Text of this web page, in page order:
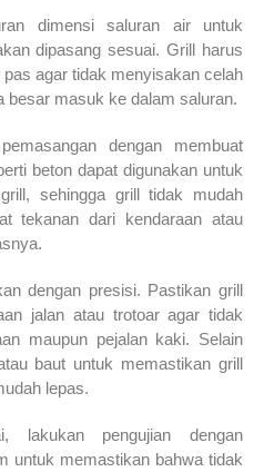
dimensi saluran air untuk
dipasang sesuai. Grill harus
agar tidak menyisakan celah
besar masuk ke dalam saluran.
dengan membuat
beton dapat digunakan untuk
sehingga grill tidak mudah
tekanan dari kendaraan atau
dengan presisi. Pastikan grill
jalan atau trotoar agar tidak
maupun pejalan kaki. Selain
baut untuk memastikan grill
lepas.
lakukan pengujian dengan
untuk memastikan bahwa tidak